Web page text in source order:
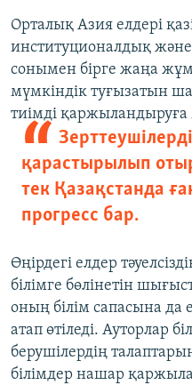
Орталық Азия елдері
институционалдық
сонымен бірге жаңа
мүмкіндік туғызатын
тиімді
қарастырылып
тек Қазақстанда
прогресс бар.
Өңірдегі елдер
білімге бөлінетін
оның білім сапасына да
атап өтіледі. Ауторлар
берушілердің
білімдер нашар